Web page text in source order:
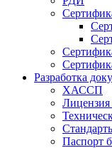
Разработка
ХАССП
Паспорт